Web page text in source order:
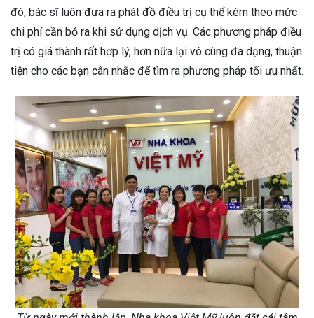
đó, bác sĩ luôn đưa ra phát đồ điều trị cụ thể kèm theo mức
chi phí cần bỏ ra khi sử dụng dịch vụ. Các phương pháp điều
trị có giá thành rất hợp lý, hơn nữa lại vô cùng đa dạng, thuận
tiện cho các bạn cân nhắc để tìm ra phương pháp tối ưu nhất.